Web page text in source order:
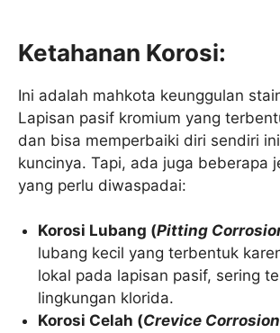
Ketahanan Korosi:
Ini adalah mahkota keunggulan
Lapisan pasif kromium yang
dan bisa memperbaiki diri sendiri
kuncinya. Tapi, ada juga beberapa
yang perlu diwaspadai:
Korosi Lubang (Pitting
lubang kecil yang terbentuk
lokal pada lapisan pasif, sering
lingkungan klorida.
Korosi Celah (Crevice Corrosion